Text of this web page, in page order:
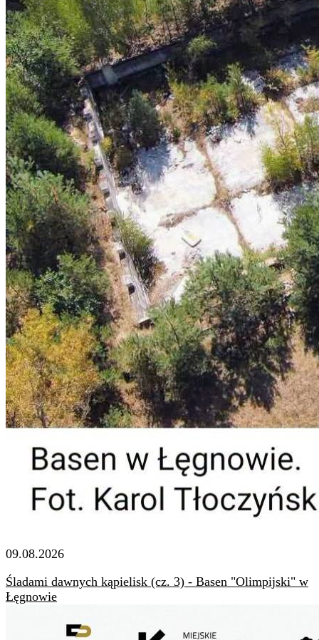
09.08.2026
Śladami dawnych kąpielisk (cz. 3) - Basen "Olimpijski" w
Łęgnowie